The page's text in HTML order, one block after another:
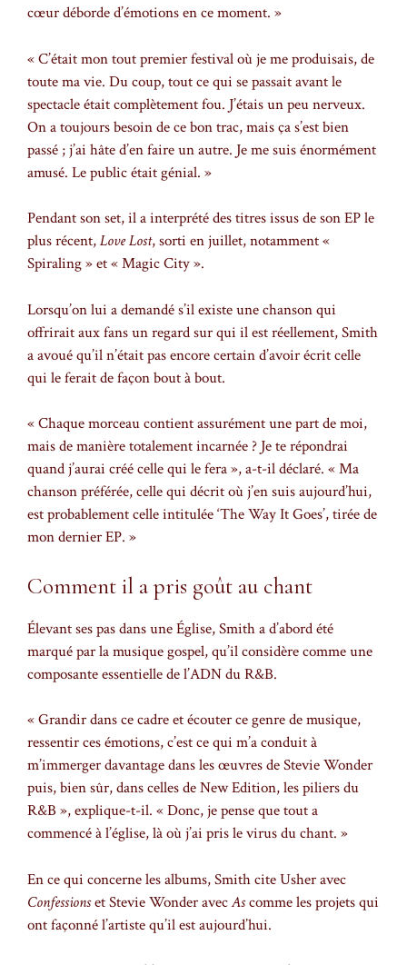
cœur déborde d’émotions en ce moment. »
« C’était mon tout premier festival où je me produisais, de
toute ma vie. Du coup, tout ce qui se passait avant le
spectacle était complètement fou. J’étais un peu nerveux.
On a toujours besoin de ce bon trac, mais ça s’est bien
passé ; j’ai hâte d’en faire un autre. Je me suis énormément
amusé. Le public était génial. »
Pendant son set, il a interprété des titres issus de son EP le
plus récent,Love Lost, sorti en juillet, notamment «
Spiraling » et « Magic City ».
Lorsqu’on lui a demandé s’il existe une chanson qui
offrirait aux fans un regard sur qui il est réellement, Smith
a avoué qu’il n’était pas encore certain d’avoir écrit celle
qui le ferait de façon bout à bout.
« Chaque morceau contient assurément une part de moi,
mais de manière totalement incarnée ? Je te répondrai
quand j’aurai créé celle qui le fera », a-t-il déclaré. « Ma
chanson préférée, celle qui décrit où j’en suis aujourd’hui,
est probablement celle intitulée ‘The Way It Goes’, tirée de
mon dernier EP. »
Comment il a pris goût au chant
Élevant ses pas dans une Église, Smith a d’abord été
marqué par la musique gospel, qu’il considère comme une
composante essentielle de l’ADN du R&B.
« Grandir dans ce cadre et écouter ce genre de musique,
ressentir ces émotions, c’est ce qui m’a conduit à
m’immerger davantage dans les œuvres de Stevie Wonder
puis, bien sûr, dans celles de New Edition, les piliers du
R&B », explique-t-il. « Donc, je pense que tout a
commencé à l’église, là où j’ai pris le virus du chant. »
En ce qui concerne les albums, Smith cite Usher avec
Confessionset Stevie Wonder avecAscomme les projets qui
ont façonné l’artiste qu’il est aujourd’hui.